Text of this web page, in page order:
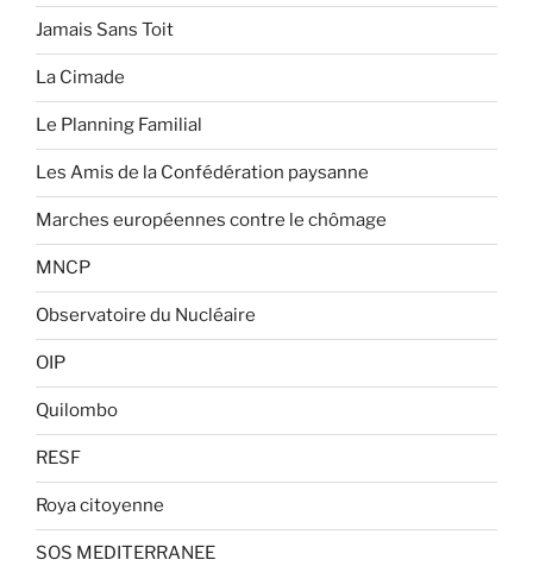
Jamais Sans Toit
La Cimade
Le Planning Familial
Les Amis de la Confédération paysanne
Marches européennes contre le chômage
MNCP
Observatoire du Nucléaire
OIP
Quilombo
RESF
Roya citoyenne
SOS MEDITERRANEE